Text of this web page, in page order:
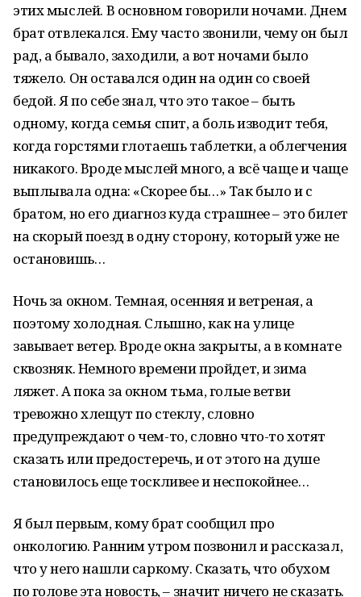
этих мыслей. В основном говорили ночами. Днем
брат отвлекался. Ему часто звонили, чему он был
рад, а бывало, заходили, а вот ночами было
тяжело. Он оставался один на один со своей
бедой. Я по себе знал, что это такое – быть
одному, когда семья спит, а боль изводит тебя,
когда горстями глотаешь таблетки, а облегчения
никакого. Вроде мыслей много, а всё чаще и чаще
выплывала одна: «Скорее бы…» Так было и с
братом, но его диагноз куда страшнее – это билет
на скорый поезд в одну сторону, который уже не
остановишь…
Ночь за окном. Темная, осенняя и ветреная, а
поэтому холодная. Слышно, как на улице
завывает ветер. Вроде окна закрыты, а в комнате
сквозняк. Немного времени пройдет, и зима
ляжет. А пока за окном тьма, голые ветви
тревожно хлещут по стеклу, словно
предупреждают о чем-то, словно что-то хотят
сказать или предостеречь, и от этого на душе
становилось еще тоскливее и неспокойнее…
Я был первым, кому брат сообщил про
онкологию. Ранним утром позвонил и рассказал,
что у него нашли саркому. Сказать, что обухом
по голове эта новость, – значит ничего не сказать.